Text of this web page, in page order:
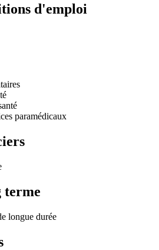
d'emploi
paramédicaux
terme
longue durée